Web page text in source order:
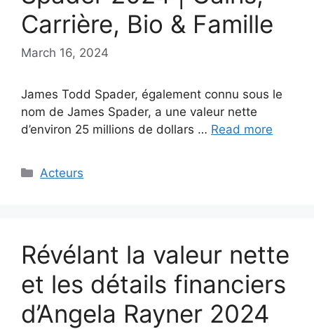
Carrière, Bio & Famille
March 16, 2024
James Todd Spader, également connu sous le
nom de James Spader, a une valeur nette
d’environ 25 millions de dollars … Read more
Categories
Acteurs
Révélant la valeur nette
et les détails financiers
d’Angela Rayner 2024